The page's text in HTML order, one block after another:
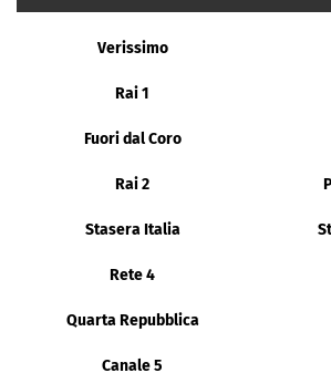
Verissimo
Rai 1
Fuori dal Coro
Rai 2
Stasera Italia
Rete 4
Quarta Repubblica
Canale 5